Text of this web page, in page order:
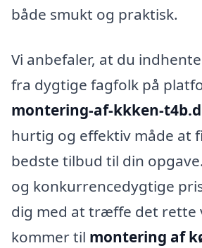
både smukt og praktisk.
Vi anbefaler, at du
fra dygtige fagfolk på
montering-af-kkken-
hurtig og effektiv måde at
bedste tilbud til din
og konkurrencedygtige
dig med at træffe det rette
kommer til montering af